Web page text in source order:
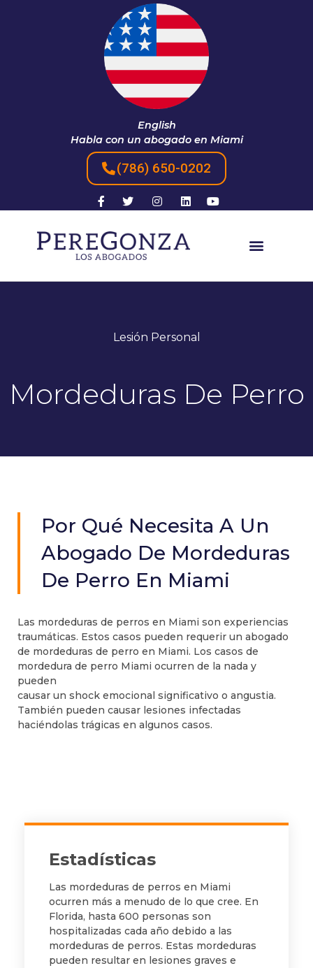
English
Habla con un abogado en Miami
(786) 650-0202​
Lesión Personal
Mordeduras De Perro
Por Qué Necesita A Un
Abogado De Mordeduras
De Perro En Miami
Las mordeduras de perros en Miami son experiencias
traumáticas. Estos casos pueden requerir un abogado
de mordeduras de perro en Miami. Los casos de
mordedura de perro Miami ocurren de la nada y
pueden
causar un shock emocional significativo o angustia.
También pueden causar lesiones infectadas
haciéndolas trágicas en algunos casos.
Estadísticas
Las mordeduras de perros en Miami
ocurren más a menudo de lo que cree. En
Florida, hasta 600 personas son
hospitalizadas cada año debido a las
mordeduras de perros. Estas mordeduras
pueden resultar en lesiones graves e